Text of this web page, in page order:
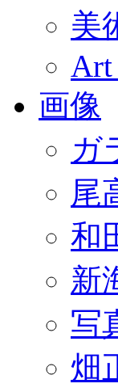
美
Art
画像
ガ
尾
和
新
写
畑